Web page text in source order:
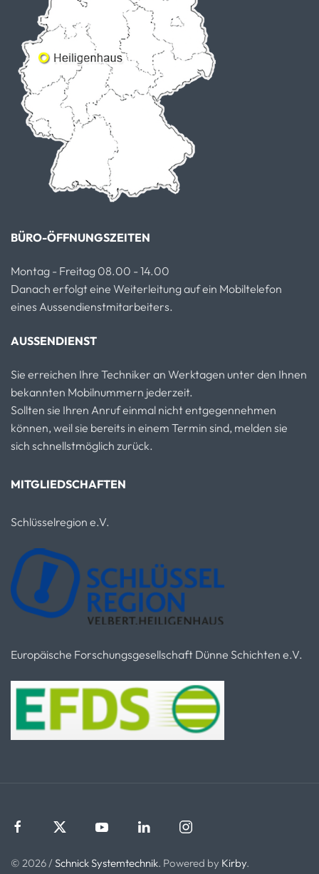
BÜRO-ÖFFNUNGSZEITEN
Montag - Freitag 08.00 - 14.00
Danach erfolgt eine Weiterleitung auf ein Mobiltelefon
eines Aussendienstmitarbeiters.
AUSSENDIENST
Sie erreichen Ihre Techniker an Werktagen unter den Ihnen
bekannten Mobilnummern jederzeit.
Sollten sie Ihren Anruf einmal nicht entgegennehmen
können, weil sie bereits in einem Termin sind, melden sie
sich schnellstmöglich zurück.
MITGLIEDSCHAFTEN
Schlüsselregion e.V.
Europäische Forschungsgesellschaft Dünne Schichten e.V.
© 2026 /Schnick Systemtechnik. Powered by Kirby.